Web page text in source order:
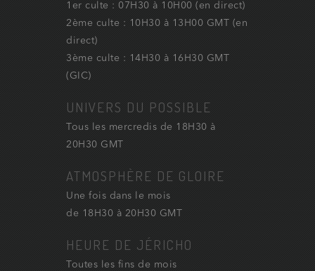
1er culte : 07H30 à 10H00 (en direct)
2ème culte : 10H30 à 13H00 GMT (en
direct)
3ème culte : 14H30 à 16H30 GMT
(GIC)
UNIVERS DU POSSIBLE
Tous les mercredis de 18H30 à
20H30 GMT
ATMOSPHÈRE DE GLOIRE
Une fois dans le mois
de 18H30 à 20H30 GMT
HEURE DE JÉRICHO
Toutes les fins de mois